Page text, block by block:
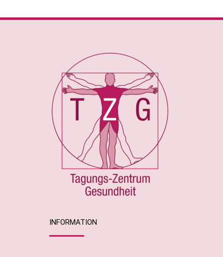
INFORMATION